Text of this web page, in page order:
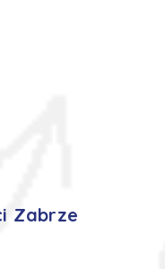
Zabrze